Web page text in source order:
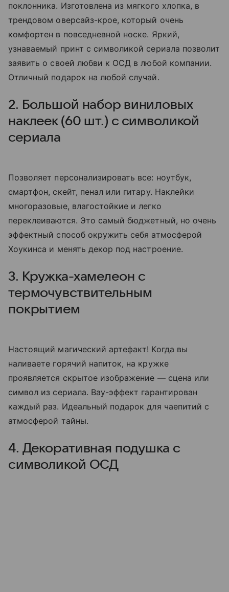
поклонника. Изготовлена из мягкого хлопка, в
трендовом оверсайз-крое, который очень
комфортен в повседневной носке. Яркий,
узнаваемый принт с символикой сериала позволит
заявить о своей любви к ОСД в любой компании.
Отличный подарок на любой случай.
2. Большой набор виниловых
наклеек (60 шт.) с символикой
сериала
Позволяет персонализировать все: ноутбук,
смартфон, скейт, пенал или гитару. Наклейки
многоразовые, влагостойкие и легко
переклеиваются. Это самый бюджетный, но очень
эффектный способ окружить себя атмосферой
Хоукинса и менять декор под настроение.
3. Кружка-хамелеон с
термочувствительным
покрытием
Настоящий магический артефакт! Когда вы
наливаете горячий напиток, на кружке
проявляется скрытое изображение — сцена или
символ из сериала. Вау-эффект гарантирован
каждый раз. Идеальный подарок для чаепитий с
атмосферой тайны.
4. Декоративная подушка с
символикой ОСД